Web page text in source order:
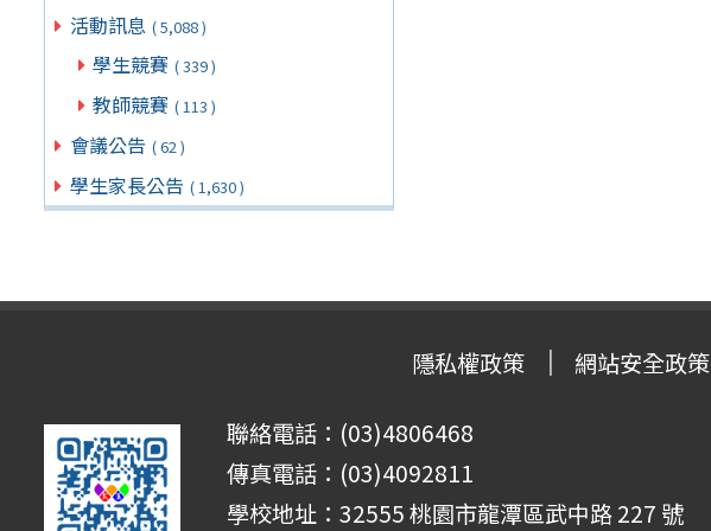
活動訊息 ( 5,088 )
學生競賽 ( 339 )
教師競賽 ( 113 )
會議公告 ( 62 )
學生家長公告 ( 1,630 )
隱私權政策 網站安全政策
聯絡電話：(03)4806468
傳真電話：(03)4092811
學校地址：32555 桃園市龍潭區武中路 227 號